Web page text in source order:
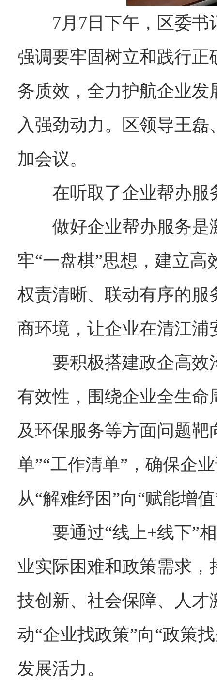
7月7日下午，区委
强调要牢固树立和践行
务质效，全力护航企业
入强劲动力。区领导王
加会议。
在听取了企业帮办
做好企业帮办服务是
牢“一盘棋”思想，建立
权责清晰、联动有序的
商环境，让企业在清江浦
要积极搭建政企高效
有效性，围绕企业全生
及环保服务等方面问题靶
单”“工作清单”，确保企
从“解难纾困”向“赋能增
要通过“线上+线下”
业实际困难和政策需求
技创新、社会保障、人
动“企业找政策”向“政策
发展活力。